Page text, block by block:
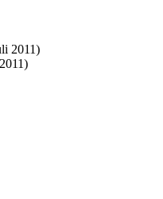
2011)